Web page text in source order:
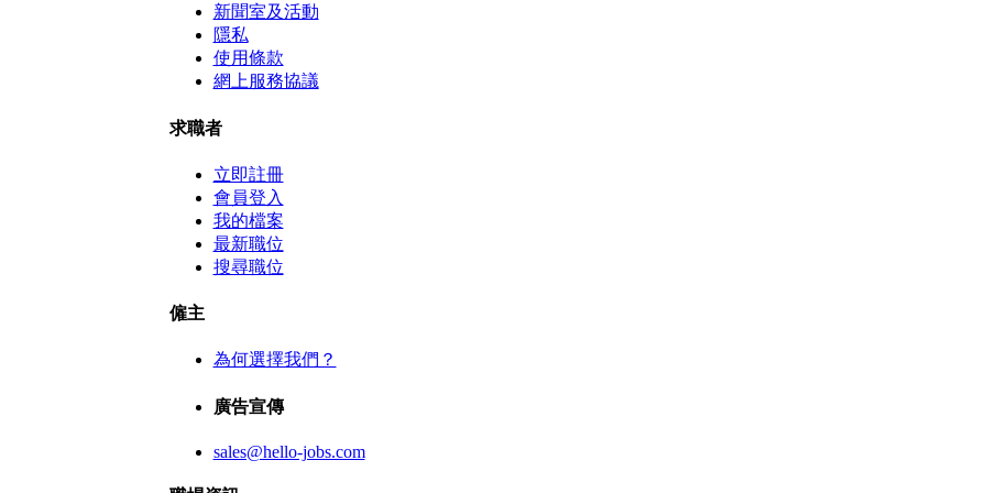
新聞室及活動
隱私
使用條款
網上服務協議
求職者
立即註冊
會員登入
我的檔案
最新職位
搜尋職位
僱主
為何選擇我們？
廣告宣傳
sales@hello-jobs.com